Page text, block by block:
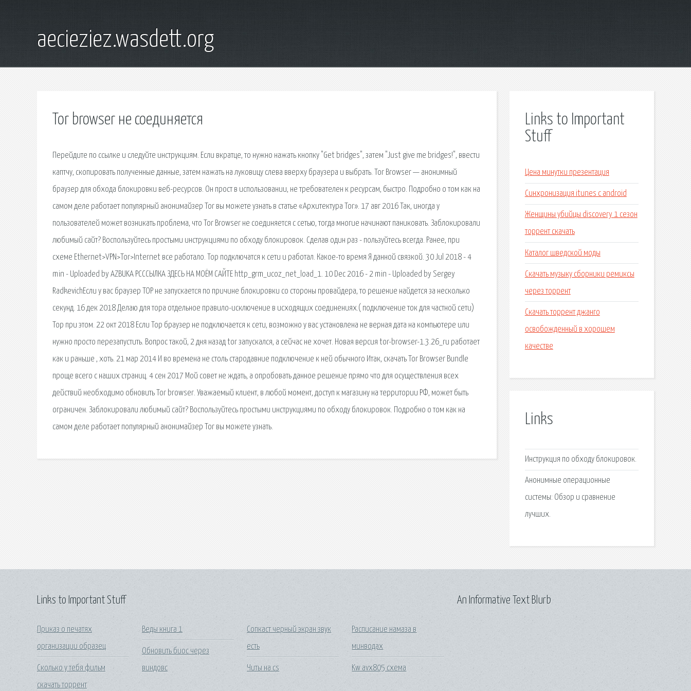
aecieziez.wasdett.org
Tor browser не соединяется
Перейдите по ссылке и следуйте инструкциям. Если вкратце, то нужно нажать кнопку "Get bridges", затем "Just give me bridges!", ввести
каптчу, скопировать полученные данные, затем нажать на луковицу слева вверху браузера и выбрать. Tor Browser — анонимный
браузер для обхода блокировки веб-ресурсов. Он прост в использовании, не требователен к ресурсам, быстро. Подробно о том как на
самом деле работает популярный анонимайзер Tor вы можете узнать в статье «Архитектура Tor». 17 авг 2016 Так, иногда у
пользователей может возникать проблема, что Tor Browser не соединяется с сетью, тогда многие начинают паниковать. Заблокировали
любимый сайт? Воспользуйтесь простыми инструкциями по обходу блокировок. Сделав один раз - пользуйтесь всегда. Ранее, при
схеме Ethernet>VPN>Tor>Internet все работало. Тор подключатся к сети и работал. Какое-то время Я данной связкой. 30 Jul 2018 - 4
min - Uploaded by AZBUKA PCССЫЛКА ЗДЕСЬ НА МОЁМ САЙТЕ http_grm_ucoz_net_load_1. 10 Dec 2016 - 2 min - Uploaded by Sergey
RadkevichЕсли у вас браузер ТОР не запускается по причине блокировки со стороны провайдера, то решение найдется за несколько
секунд. 16 дек 2018 Делаю для тора отдельное правило-исключение в исходящих соединениях.( подключение ток для частной сети)
Тор при этом. 22 окт 2018 Если Тор браузер не подключается к сети, возможно у вас установлена не верная дата на компьютере или
нужно просто перезапустить. Вопрос такой, 2 дня назад tor запускался, а сейчас не хочет. Новая версия tor-browser-1.3.26_ru работает
как и раньше , хоть. 21 мар 2014 И во времена не столь стародавние подключение к ней обычного Итак, скачать Tor Browser Bundle
проще всего с наших страниц. 4 сен 2017 Мой совет не ждать, а опробовать данное решение прямо что для осуществления всех
действий необходимо обновить Tor browser. Уважаемый клиент, в любой момент, доступ к магазину на территории РФ, может быть
ограничен. Заблокировали любимый сайт? Воспользуйтесь простыми инструкциями по обходу блокировок. Подробно о том как на
самом деле работает популярный анонимайзер Tor вы можете узнать.
Links to Important
Stuff
Цена минутки презентация
Синхронизация itunes с android
Женщины убийцы discovery 1 сезон
торрент скачать
Каталог шведской моды
Скачать музыку сборники ремиксы
через торрент
Скачать торрент джанго
освобожденный в хорошем
качестве
Links
Инструкция по обходу блокировок.
Анонимные операционные
системы: Обзор и сравнение
лучших.
Links to Important Stuff
Приказ о печатях
организации образец
Сколько у тебя фильм
скачать торрент
Веды книга 1
Обновить биос через
виндовс
Сопкаст черный экран звук
есть
Читы на cs
Расписание намаза в
минводах
Kw avx805 схема
An Informative Text Blurb